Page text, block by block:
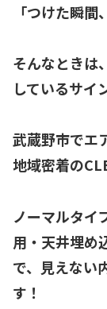
「つけた瞬
そんなときは
しているサイ
武蔵野市でエ
地域密着の
ノーマルタイ
用・天井埋め
で、見えない
す！